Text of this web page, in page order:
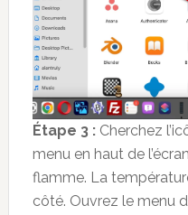
Étape 3 :Cherchez
menu en haut de
flamme. La
côté. Ouvrez le menu